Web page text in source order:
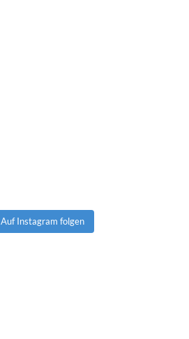
Auf Instagram folgen